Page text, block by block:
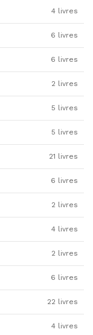
4 livres
6 livres
6 livres
2 livres
5 livres
5 livres
21 livres
6 livres
2 livres
4 livres
2 livres
6 livres
22 livres
4 livres